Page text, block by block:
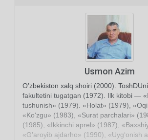
Usmon Azim
O’zbekiston xalq shoiri (2000).
fakultetini tugatgan (1972). Ilk kitobi —
tushunish» (1979). «Holat» (1979),
«Ko‘zgu» (1983), «Surat parchalari»
(1985), «Ikkinchi aprel» (1987),
«G’aroyib ajdarho» (1990), «Uyg‘onish